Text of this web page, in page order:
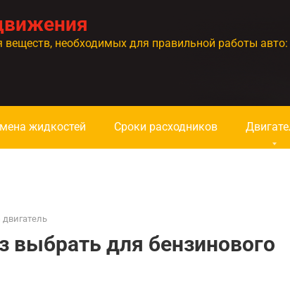
веществ, необходимых для правильной работы
жидкостей Сроки расходников
выбрать для бензинового